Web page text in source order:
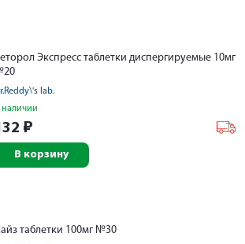
Экспресс таблетки диспергируемые 10мг
lab.
наличии
₽
В корзину
таблетки 100мг №30